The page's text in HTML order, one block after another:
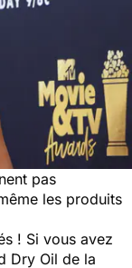
pas
les produits
! Si vous avez
Dry Oil de la